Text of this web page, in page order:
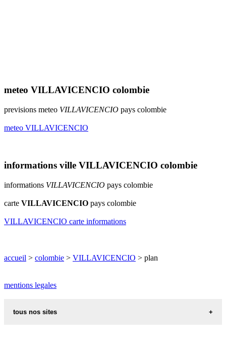
meteo VILLAVICENCIO colombie
previsions meteo VILLAVICENCIO pays colombie
meteo VILLAVICENCIO
informations ville VILLAVICENCIO colombie
informations VILLAVICENCIO pays colombie
carte VILLAVICENCIO pays colombie
VILLAVICENCIO carte informations
accueil > colombie > VILLAVICENCIO > plan
mentions legales
tous nos sites